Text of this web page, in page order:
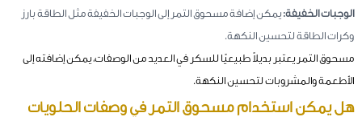
الوجبات الخفيفة: يمكن إضافة مسحوق التمر إلى الوجبات الخفيفة مثل الطاقة بارز
وكرات الطاقة لتحسين النكهة.
مسحوق التمر يعتبر بديلاً طبيعيًا للسكر في العديد من الوصفات، يمكن إضافته إلى
الأطعمة والمشروبات لتحسين النكهة.
هل يمكن استخدام مسحوق التمر في وصفات الحلويات